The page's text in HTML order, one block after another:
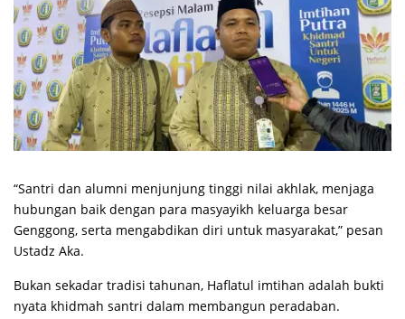
“Santri dan alumni menjunjung tinggi nilai akhlak, menjaga
hubungan baik dengan para masyayikh keluarga besar
Genggong, serta mengabdikan diri untuk masyarakat,” pesan
Ustadz Aka.
Bukan sekadar tradisi tahunan, Haflatul imtihan adalah bukti
nyata khidmah santri dalam membangun peradaban.